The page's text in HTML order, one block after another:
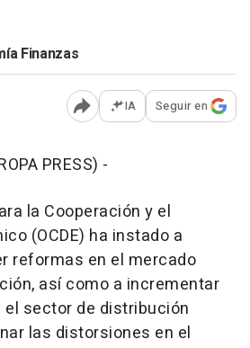
Finanzas
Abrir opciones para
IA Seguir en
PRESS) -
la Cooperación y el
(OCDE) ha instado a
reformas en el mercado
así como a incrementar
sector de distribución
las distorsiones en el